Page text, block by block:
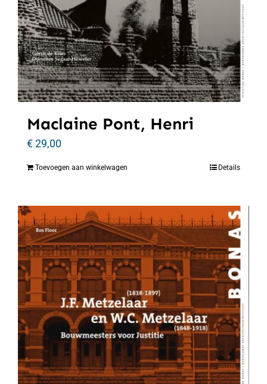
Maclaine Pont, Henri
€29,00
Toevoegen aan winkelwagen Details